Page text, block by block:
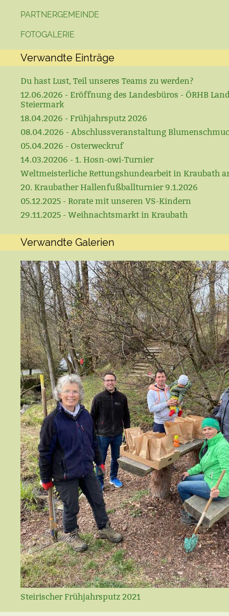
PARTNERGEMEINDE
FOTOGALERIE
Verwandte Einträge
Du hast Lust, Teil unseres Teams zu werden?
12.06.2026 - Eröffnung des Landesbüros - ÖRHB
Steiermark
18.04.2026 - Frühjahrsputz 2026
08.04.2026 - Abschlussveranstaltung
05.04.2026 - Osterweckruf
14.03.20206 - 1. Hosn-owi-Turnier
Weltmeisterliche Rettungshundearbeit in Kraubath
20. Kraubather Hallenfußballturnier 9.1.2026
05.12.2025 - Rorate mit unseren VS-Kindern
29.11.2025 - Weihnachtsmarkt in Kraubath
Verwandte Galerien
Steirischer Frühjahrsputz 2021